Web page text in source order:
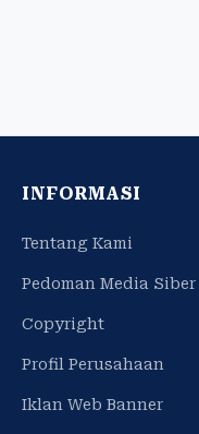
INFORMASI
Tentang Kami
Pedoman Media Siber
Copyright
Profil Perusahaan
Iklan Web Banner